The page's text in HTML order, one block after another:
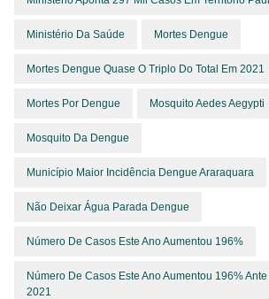
Ministério Da Saúde Mortes Dengue
Mortes Dengue Quase O Triplo Do Total Em 2021
Mortes Por Dengue Mosquito Aedes Aegypti
Mosquito Da Dengue
Município Maior Incidência Dengue Araraquara
Não Deixar Água Parada Dengue
Número De Casos Este Ano Aumentou 196%
Número De Casos Este Ano Aumentou 196%
2021